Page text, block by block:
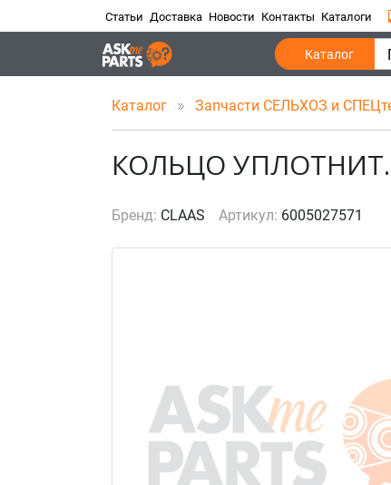
Статьи Доставка Новости Контакты Каталоги
Каталог
Каталог Запчасти СЕЛЬХОЗ и
КОЛЬЦО УПЛОТНИТ.
Бренд: CLAAS Артикул: 6005027571